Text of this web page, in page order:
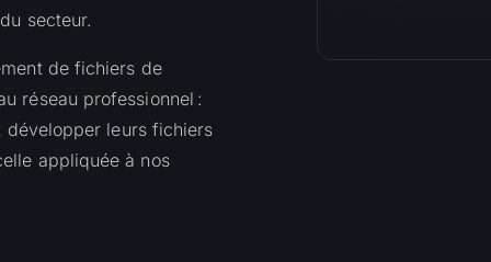
secteur.
de fichiers de
réseau professionnel :
leurs fichiers
appliquée à nos